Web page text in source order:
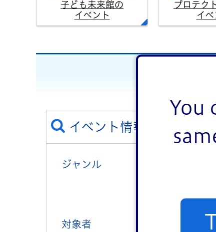
You
子ども未来館の
イベント
プロテク
イベ
イベント情報を絞り込む
ジャンル
対象者